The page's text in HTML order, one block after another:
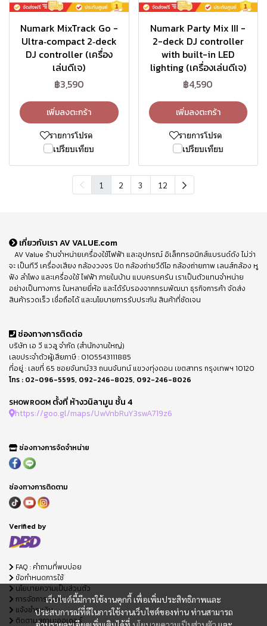
Numark MixTrack Go -
Ultra‑compact 2‑deck
DJ controller (เครื่อง
เล่นดีเจ)
฿3,590
เพิ่มลงตะกร้า
รายการโปรด
เปรียบเทียบ
Numark Party Mix III -
2-deck DJ controller
with built-in LED
lighting (เครื่องเล่นดีเจ)
฿4,590
เพิ่มลงตะกร้า
รายการโปรด
เปรียบเทียบ
1 2 3 12
เว็บไซต์นี้มีการใช้งานคุกกี้ เพื่อเพิ่มประสิทธิภาพและ
ประสบการณ์ที่ดีในการใช้งานเว็บไซต์ของท่าน ท่านสามารถ
เกี่ยวกับเรา AV VALUE.com
AV Value ร้านจำหน่ายเครื่องใช้ไฟฟ้า และอุปกรณ์ อิเล็กทรอนิกส์แบรนด์ดัง ไม่ว่า
จะ เป็นทีวี เครื่องเสียง กล้องวงจร ปิด กล้องถ่ายวีดีโอ กล้องถ่ายภาพ เลนส์กล้อง หู
ฟัง ลำโพง และเครื่องใช้ ไฟฟ้า ภายในบ้าน แบบครบครัน เราเป็นตัวแทนจำหน่าย
อย่างเป็นทางการ ในหลายยี่ห้อ และได้รับรองจากกรมพัฒนา ธุรกิจการค้า จัดส่ง
สินค้ารวดเร็ว เชื่อถือได้ และนโยบายการรับประกัน สินค้าที่ชัดเจน
ช่องทางการติดต่อ
บริษัท เอ วี แวลู จำกัด (สำนักงานใหญ่)
เลขประจำตัวผู้เสียภาษี : 0105543111885
ที่อยู่ : เลขที่ 65 ซอยจันทน์33 ถนนจันทน์ แขวงทุ่งดอน เขตสาทร กรุงเทพฯ 10120
โทร : 02-096-5595, 092-246-8025, 092-246-8026
SHOWROOM ตั้งที่ ห้างวนิลามูน ชั้น 4
https://goo.gl/maps/UwVnbRuY3swA719z6
ช่องทางการจัดจำหน่าย
ช่องทางการติดตาม
Verified by
FAQ : คำถามที่พบบ่อย
ข้อกำหนดการใช้
นโยบายความเป็นส่วนตัว
การจัดการ Cookie
แจ้งชำระเงิน
ติดตามสถานะออเดอร์